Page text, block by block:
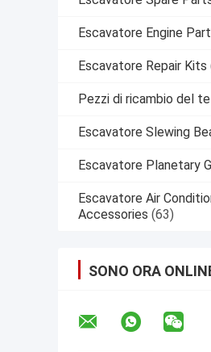
Escavatore Engine
Escavatore Repair Kits
Pezzi di ricambio del
Escavatore Slewing
Escavatore Planetary
Escavatore Air
Accessories (63)
SONO ORA